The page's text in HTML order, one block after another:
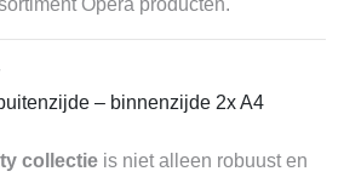
– binnenzijde 2x A4
collectie is niet alleen robuust en